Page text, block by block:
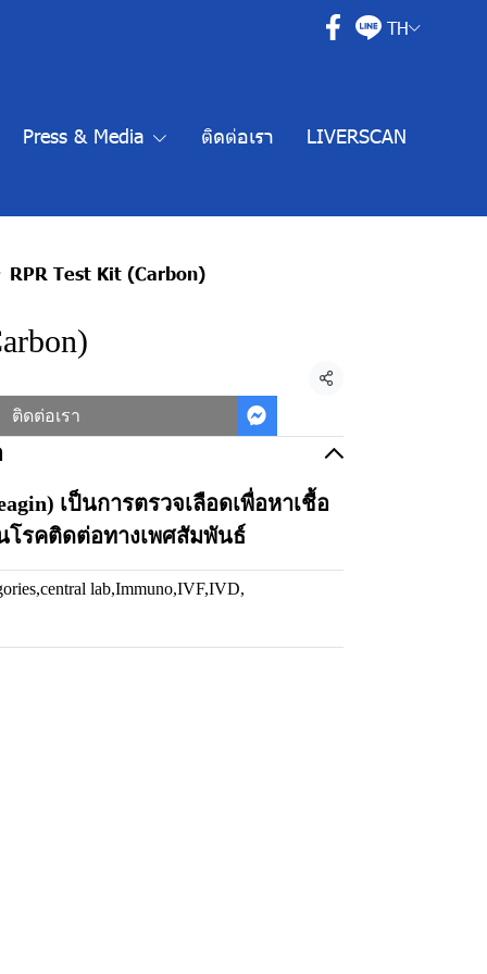
TH
Press & Media ติดต่อเรา LIVERSCAN
RPR Test Kit (Carbon)
แชร์
ติดต่อเรา
เป็นการตรวจเลือดเพื่อหาเชื้อ
โรคติดต่อทางเพศสัมพันธ์
,central lab,Immuno,IVF,IVD,